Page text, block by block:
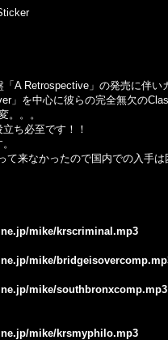
A Retrospective」の発売に伴い
」を中心に彼らの完全無欠の
。。。
ち必至です！！
て来なかったので国内での入手は
mike/krscriminal.mp3
mike/
mike/southbronxcomp.mp3
mike/krsmyphilo.mp3